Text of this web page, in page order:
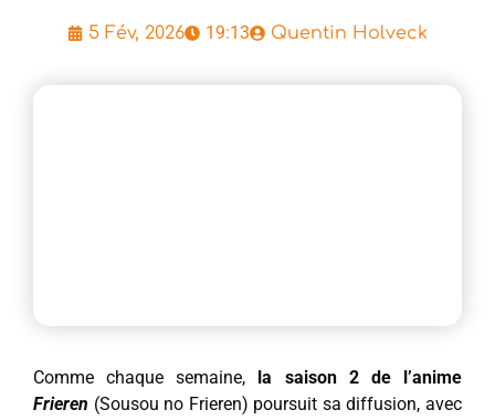
5 Fév, 2026 19:13 Quentin Holveck
Comme chaque semaine,
la saison 2 de l’anime
Frieren (Sousou no Frieren) poursuit sa diffusion, avec